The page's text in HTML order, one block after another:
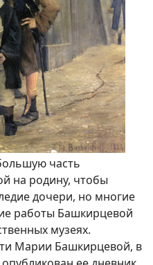
часть
на родину, чтобы
дочери, но многие
работы Башкирцевой
музеях.
Марии Башкирцевой, в